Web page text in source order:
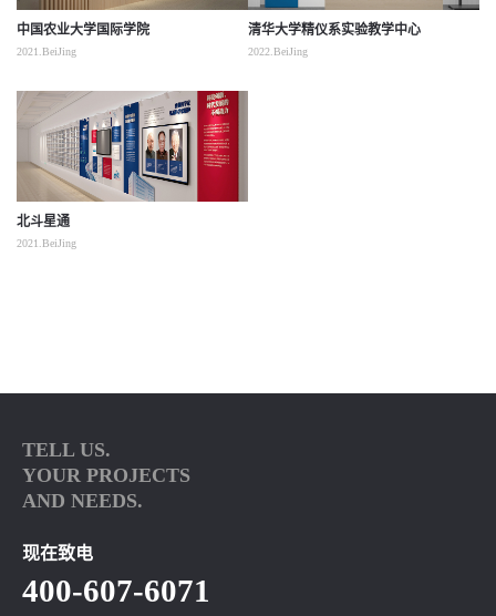
中国农业大学国际学院
2021.BeiJing
清华大学精仪系实验教学中心
2022.BeiJing
北斗星通
2021.BeiJing
TELL US.
YOUR PROJECTS
AND NEEDS.
现在致电
400-607-6071